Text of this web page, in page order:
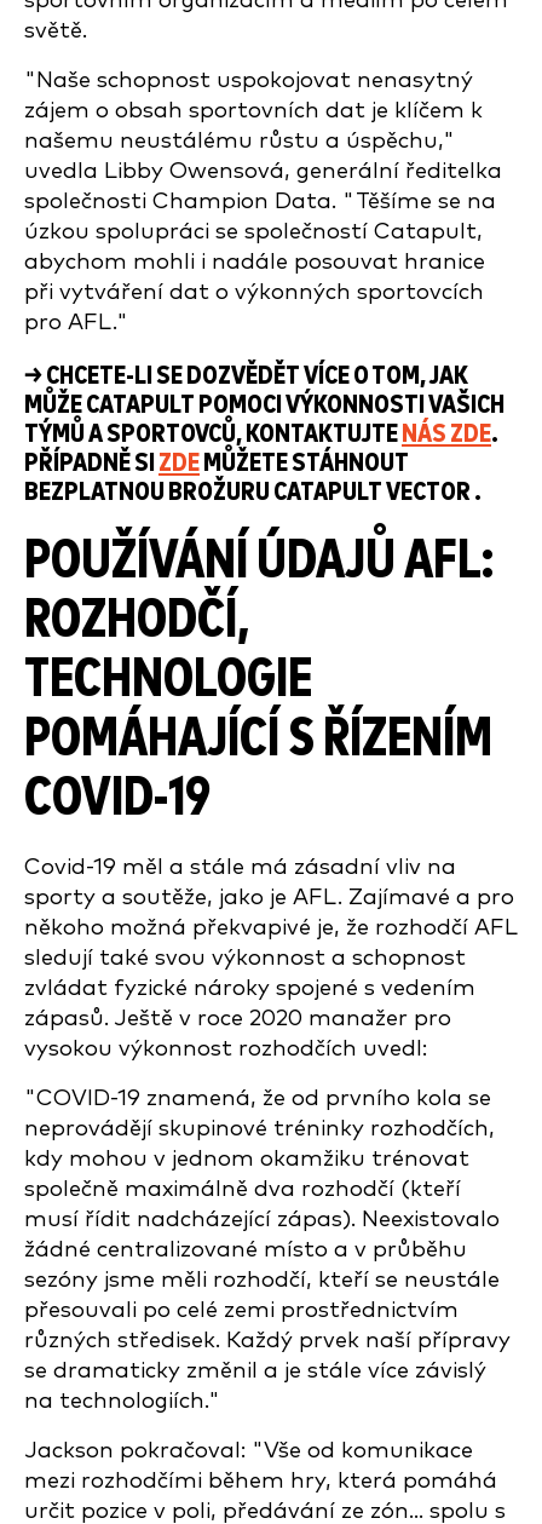
světě.
"Naše schopnost uspokojovat nenasytný
zájem o obsah sportovních dat je klíčem k
našemu neustálému růstu a úspěchu,"
uvedla Libby Owensová, generální ředitelka
společnosti Champion Data. "Těšíme se na
úzkou spolupráci se společností Catapult,
abychom mohli i nadále posouvat hranice
při vytváření dat o výkonných sportovcích
pro AFL."
→ CHCETE-LI SE DOZVĚDĚT VÍCE O TOM, JAK
MŮŽE CATAPULT POMOCI VÝKONNOSTI VAŠICH
TÝMŮ A SPORTOVCŮ, KONTAKTUJTE NÁS ZDE.
PŘÍPADNĚ SI ZDE MŮŽETE STÁHNOUT
BEZPLATNOU BROŽURU CATAPULT VECTOR .
POUŽÍVÁNÍ ÚDAJŮ AFL:
ROZHODČÍ,
TECHNOLOGIE
POMÁHAJÍCÍ S ŘÍZENÍM
COVID-19
Covid-19 měl a stále má zásadní vliv na
sporty a soutěže, jako je AFL. Zajímavé a pro
někoho možná překvapivé je, že rozhodčí AFL
sledují také svou výkonnost a schopnost
zvládat fyzické nároky spojené s vedením
zápasů. Ještě v roce 2020 manažer pro
vysokou výkonnost rozhodčích uvedl:
"COVID-19 znamená, že od prvního kola se
neprovádějí skupinové tréninky rozhodčích,
kdy mohou v jednom okamžiku trénovat
společně maximálně dva rozhodčí (kteří
musí řídit nadcházející zápas). Neexistovalo
žádné centralizované místo a v průběhu
sezóny jsme měli rozhodčí, kteří se neustále
přesouvali po celé zemi prostřednictvím
různých středisek. Každý prvek naší přípravy
se dramaticky změnil a je stále více závislý
na technologiích."
Jackson pokračoval: "Vše od komunikace
mezi rozhodčími během hry, která pomáhá
určit pozice v poli, předávání ze zón... spolu s